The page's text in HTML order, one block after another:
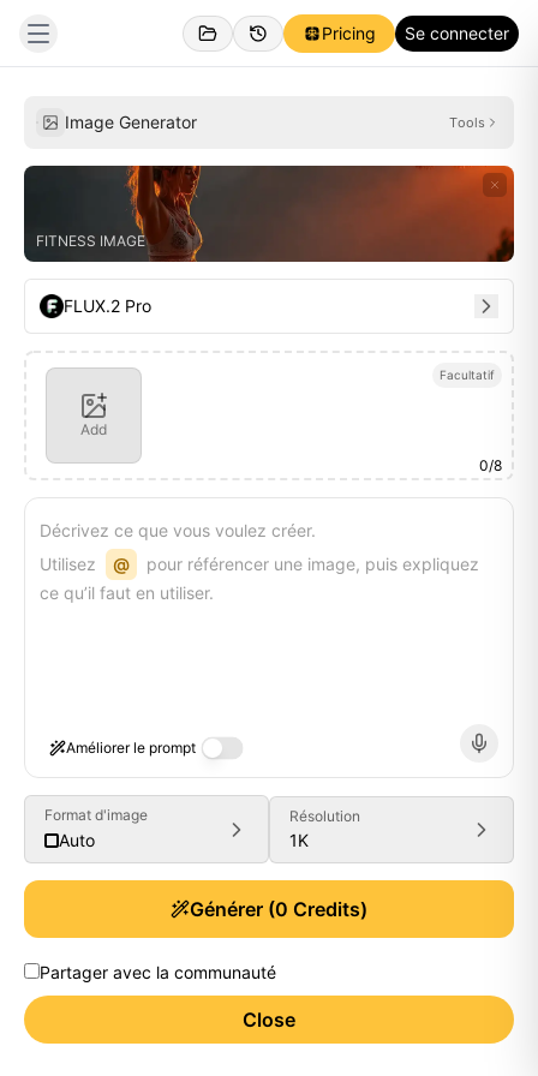
Pricing Se connecter
Image Generator Tools
FITNESS IMAGE
FLUX.2 Pro
Facultatif
Add
0/8
Décrivez ce que vous voulez créer.
Utilisez
@
pour référencer une image, puis expliquez
ce qu’il faut en utiliser.
Améliorer le prompt
Format d'image
Auto
Résolution
1K
Générer (0 Credits)
Partager avec la communauté
Close
Generate